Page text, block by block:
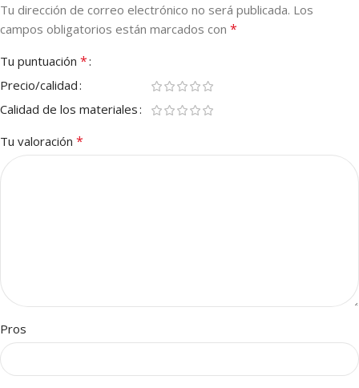
Tu dirección de correo electrónico no será publicada. Los
campos obligatorios están marcados con *
Tu puntuación *
Precio/calidad
Calidad de los materiales
Tu valoración *
Pros